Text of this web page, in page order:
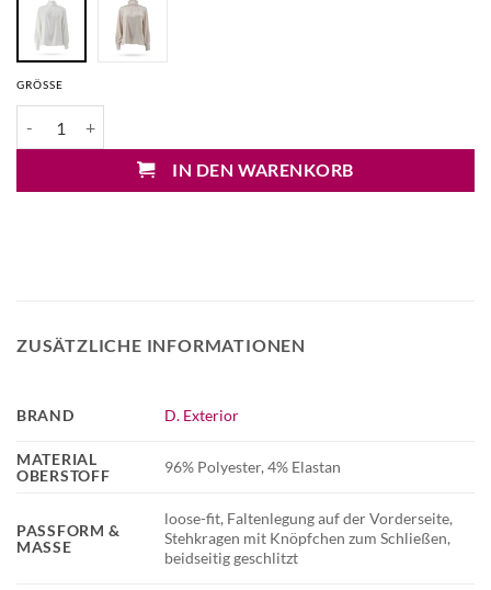
GRÖSSE
IN DEN WARENKORB
ZUSÄTZLICHE INFORMATIONEN
BRAND D. Exterior
MATERIAL
OBERSTOFF
96% Polyester, 4% Elastan
PASSFORM &
MASSE
loose-fit, Faltenlegung auf der Vorderseite,
Stehkragen mit Knöpfchen zum Schließen,
beidseitig geschlitzt